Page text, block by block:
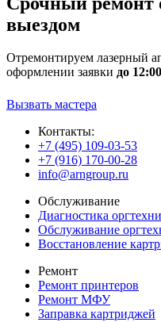
выездом
Отремонтируем лазерный
оформлении заявки до 12:00
Вызвать мастера
Контакты:
+7 (495) 109-03-53
+7 (916) 170-00-28
info@arngroup.ru
Обслуживание
Диагностика
Обслуживание
Восстановление
Ремонт
Ремонт принтеров
Ремонт МФУ
Заправка картриджей